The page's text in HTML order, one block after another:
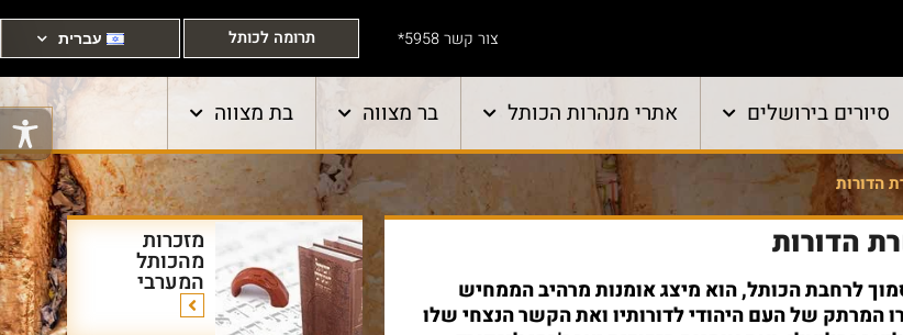
צור קשר 5958* תרומה לכותל עברית
סיורים בירושלים אתרי מנהרות הכותל בר מצווה בת מצווה
הדורות
הדורות
לרחבת הכותל, הוא מיצג אומנות מרהיב הממחיש
המרתק של העם היהודי לדורותיו ואת הקשר הנצחי שלו
מזכרות
מהכותל
המערבי